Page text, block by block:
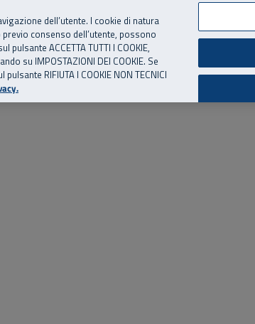
Risorse utili Supporto
dell’utente. I cookie di natura
consenso dell’utente, possono
ACCETTA TUTTI I COOKIE,
su IMPOSTAZIONI DEI COOKIE. Se
RIFIUTA I COOKIE NON TECNICI